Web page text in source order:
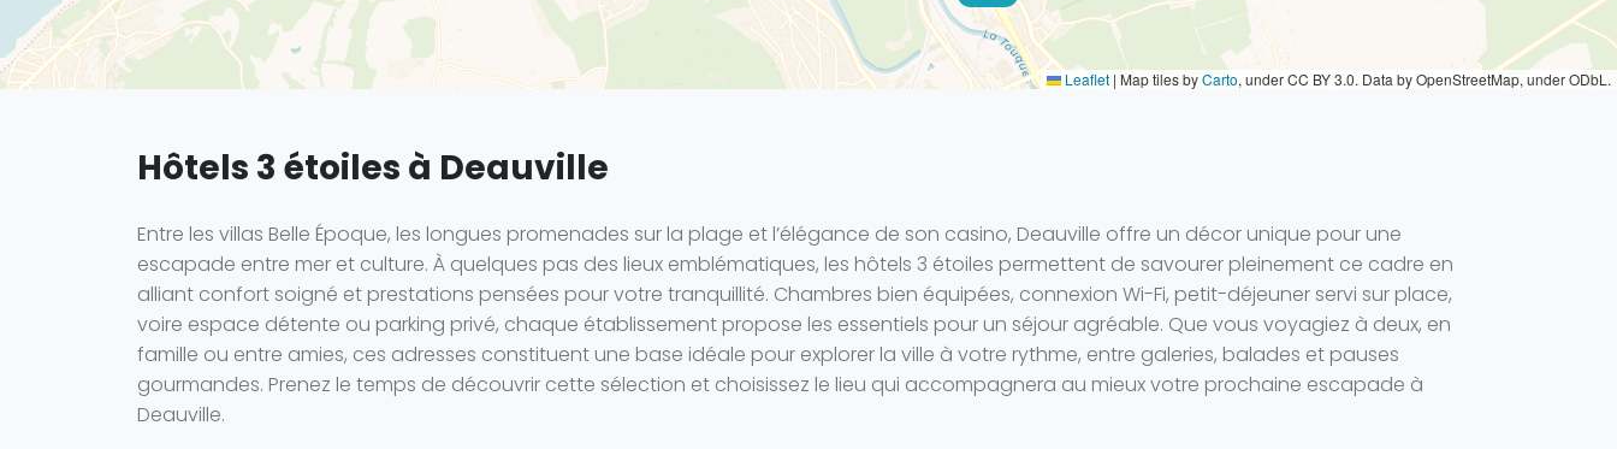
Leaflet | Map tiles byCarto, under CC BY 3.0. Data by OpenStreetMap, under ODbL.
Hôtels 3 étoiles à Deauville
Entre les villas Belle Époque, les longues promenades sur la plage et l’élégance de son casino, Deauville offre un décor unique pour une
escapade entre mer et culture. À quelques pas des lieux emblématiques, les hôtels 3 étoiles permettent de savourer pleinement ce cadre en
alliant confort soigné et prestations pensées pour votre tranquillité. Chambres bien équipées, connexion Wi-Fi, petit-déjeuner servi sur place,
voire espace détente ou parking privé, chaque établissement propose les essentiels pour un séjour agréable. Que vous voyagiez à deux, en
famille ou entre amies, ces adresses constituent une base idéale pour explorer la ville à votre rythme, entre galeries, balades et pauses
gourmandes. Prenez le temps de découvrir cette sélection et choisissez le lieu qui accompagnera au mieux votre prochaine escapade à
Deauville.